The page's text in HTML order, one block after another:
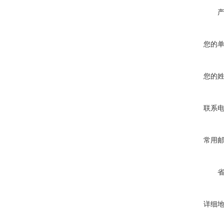
您的
您的
联系
常用
详细